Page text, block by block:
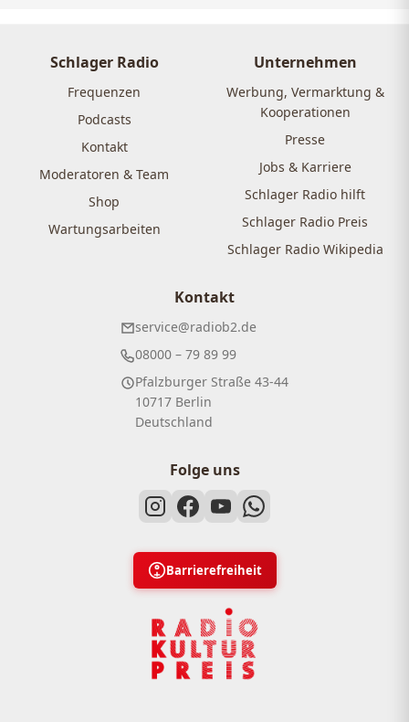
Schlager Radio
Frequenzen
Podcasts
Kontakt
Moderatoren & Team
Shop
Wartungsarbeiten
Unternehmen
Werbung, Vermarktung &
Kooperationen
Presse
Jobs & Karriere
Schlager Radio hilft
Schlager Radio Preis
Schlager Radio Wikipedia
Kontakt
service@radiob2.de
08000 – 79 89 99
Pfalzburger Straße 43-44
10717 Berlin
Deutschland
Folge uns
Barrierefreiheit